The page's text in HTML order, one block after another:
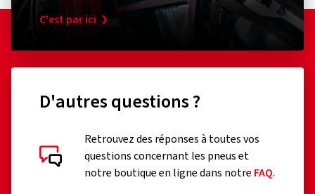
C'est par ici
D'autres questions ?
Retrouvez des réponses à toutes vos
questions concernant les pneus et
notre boutique en ligne dans notre FAQ.